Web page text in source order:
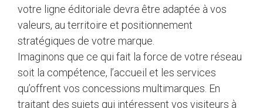
votre ligne éditoriale devra être adaptée à vos
valeurs, au territoire et positionnement
stratégiques de votre marque.
Imaginons que ce qui fait la force de votre réseau
soit la compétence, l’accueil et les services
qu’offrent vos concessions multimarques. En
traitant des sujets qui intéressent vos visiteurs à